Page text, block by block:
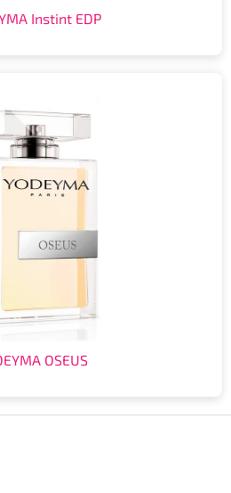
Instint EDP
OSEUS